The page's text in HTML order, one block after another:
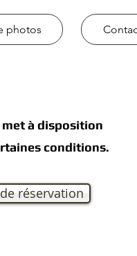
photos
à disposition
conditions.
réservation